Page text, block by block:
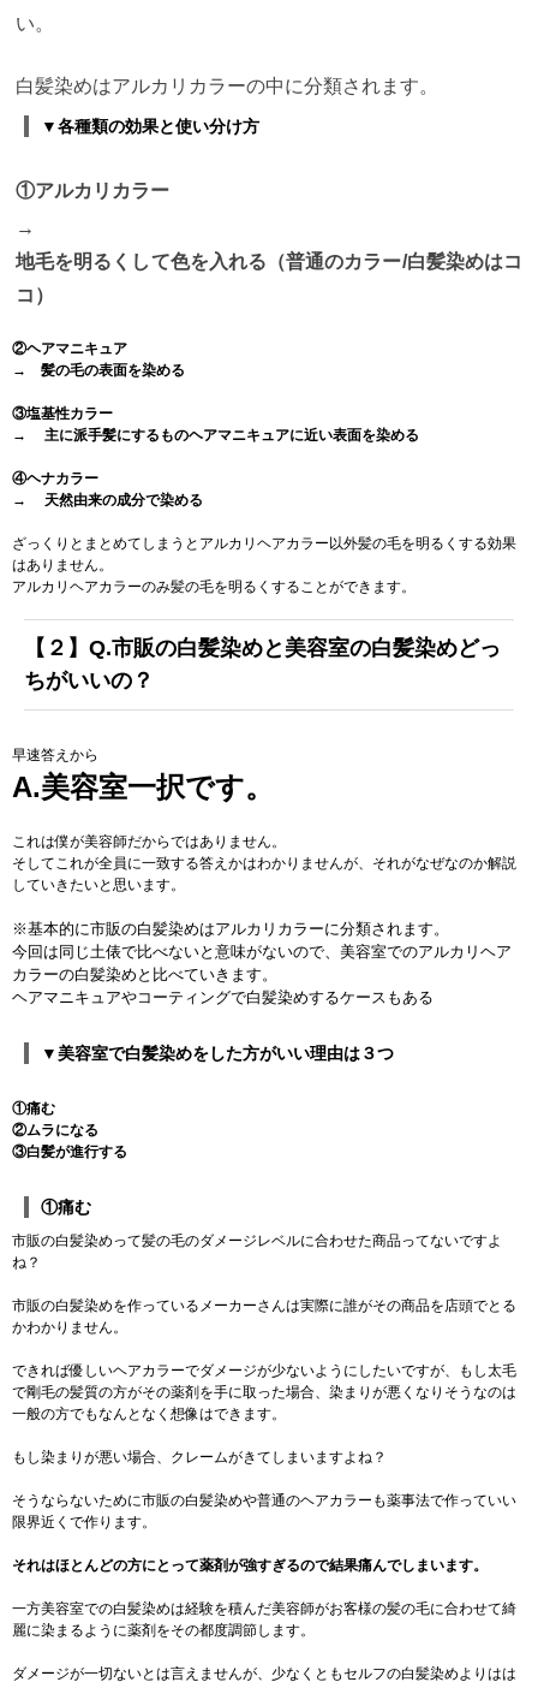
い。
白髪染めはアルカリカラーの中に分類されます。
▼各種類の効果と使い分け方
①アルカリカラー
→
地毛を明るくして色を入れる（普通のカラー/白髪染めはコ
コ）
②ヘアマニキュア
→ 髪の毛の表面を染める
③塩基性カラー
→ 主に派手髪にするものヘアマニキュアに近い表面を染める
④ヘナカラー
→ 天然由来の成分で染める
ざっくりとまとめてしまうとアルカリヘアカラー以外髪の毛を明るくする効果
はありません。
アルカリヘアカラーのみ髪の毛を明るくすることができます。
【２】Q.市販の白髪染めと美容室の白髪染めどっ
ちがいいの？
早速答えから
A.美容室一択です。
これは僕が美容師だからではありません。
そしてこれが全員に一致する答えかはわかりませんが、それがなぜなのか解説
していきたいと思います。
※基本的に市販の白髪染めはアルカリカラーに分類されます。
今回は同じ土俵で比べないと意味がないので、美容室でのアルカリヘア
カラーの白髪染めと比べていきます。
ヘアマニキュアやコーティングで白髪染めするケースもある
▼美容室で白髪染めをした方がいい理由は３つ
①痛む
②ムラになる
③白髪が進行する
①痛む
市販の白髪染めって髪の毛のダメージレベルに合わせた商品ってないですよ
ね？
市販の白髪染めを作っているメーカーさんは実際に誰がその商品を店頭でとる
かわかりません。
できれば優しいヘアカラーでダメージが少ないようにしたいですが、もし太毛
で剛毛の髪質の方がその薬剤を手に取った場合、染まりが悪くなりそうなのは
一般の方でもなんとなく想像はできます。
もし染まりが悪い場合、クレームがきてしまいますよね？
そうならないために市販の白髪染めや普通のヘアカラーも薬事法で作っていい
限界近くで作ります。
それはほとんどの方にとって薬剤が強すぎるので結果痛んでしまいます。
一方美容室での白髪染めは経験を積んだ美容師がお客様の髪の毛に合わせて綺
麗に染まるように薬剤をその都度調節します。
ダメージが一切ないとは言えませんが、少なくともセルフの白髪染めよりはは